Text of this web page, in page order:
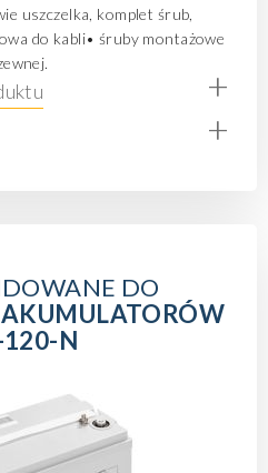
uszczelka, komplet śrub,
do kabli• śruby montażowe
+
+
DO
N